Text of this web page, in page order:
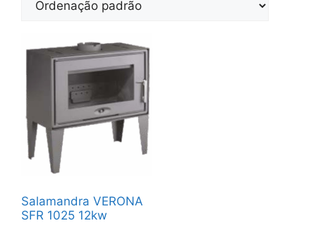
Salamandra VERONA
SFR 1025 12kw